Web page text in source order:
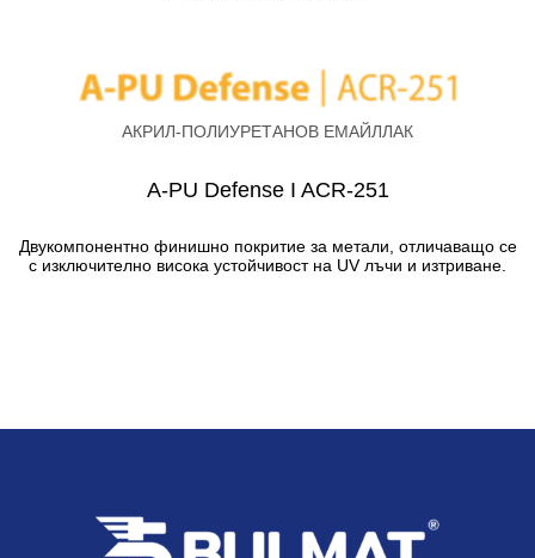
АКРИЛ-ПОЛИУРЕТАНОВ ЕМАЙЛЛАК
A-PU Defense I ACR-251
Двукомпонентно финишно покритие за метали, отличаващо се
с изключително висока устойчивост на UV лъчи и изтриване.